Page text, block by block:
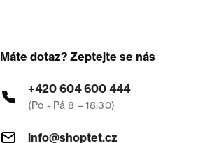
Máte dotaz? Zeptejte se nás
+420 604 600 444
(Po - Pá 8 – 18:30)
info@shoptet.cz